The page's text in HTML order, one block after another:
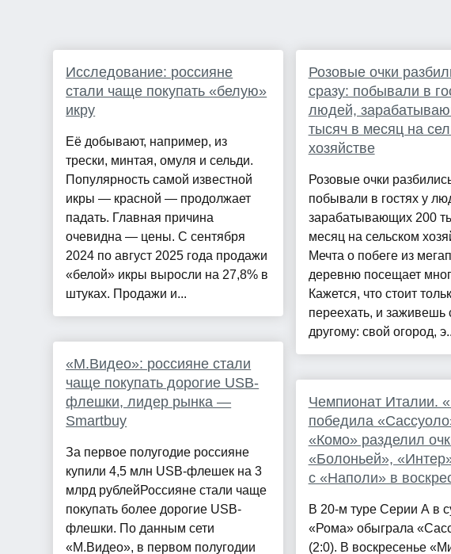
Исследование: россияне
стали чаще покупать «белую»
икру
Её добывают, например, из
трески, минтая, омуля и сельди.
Популярность самой известной
икры — красной — продолжает
падать. Главная причина
очевидна — цены. С сентября
2024 по август 2025 года продажи
«белой» икры выросли на 27,8% в
штуках. Продажи и...
«М.Видео»: россияне стали
чаще покупать дорогие USB-
флешки, лидер рынка —
Smartbuy
За первое полугодие россияне
купили 4,5 млн USB-флешек на 3
млрд рублейРоссияне стали чаще
покупать более дорогие USB-
флешки. По данным сети
«М.Видео», в первом полугодии
Розовые очки
сразу: побывали в
людей,
тысяч в месяц на
хозяйстве
Розовые очки
побывали в гостях у
зарабатывающих 200
месяц на сельском
Мечта о побеге из
деревню посещает
Кажется, что стоит
переехать, и заживешь
другому: свой огород,
Чемпионат Италии.
победила
«Комо» разделил
«Болоньей»,
с «Наполи» в
В 20-м туре Серии А в
«Рома» обыграла
(2:0). В воскресенье